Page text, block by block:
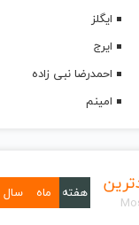
ایگلز
ایرج
احمدرضا نبی زاده
امینم
هفته ماه سال